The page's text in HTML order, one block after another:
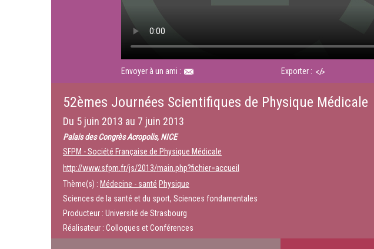
Envoyer à un ami : Exporter :
52èmes Journées Scientifiques de Physique Médicale
Du 5 juin 2013 au 7 juin 2013
Palais des Congrès Acropolis, NICE
SFPM - Société Française de Physique Médicale
http://www.sfpm.fr/js/2013/main.php?fichier=accueil
Thème(s) : Médecine - santé Physique
Sciences de la santé et du sport, Sciences fondamentales
Producteur : Université de Strasbourg
Réalisateur : Colloques et Conférences